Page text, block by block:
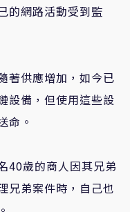
的網路活動受到監
著供應增加，如今已
設備，但使用這些設
命。
40歲的商人因其兄弟
兄弟案件時，自己也